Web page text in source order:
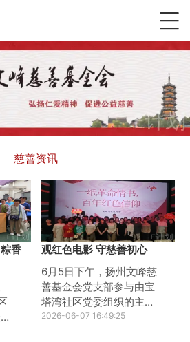
慈善资讯
香
观红色电影 守慈善初心
6月5日下午，扬州文峰慈
善基金会党支部参与由宝
塔湾社区党委组织的主题
党日活动，集中观看红色
2026-06-07 16:49:25